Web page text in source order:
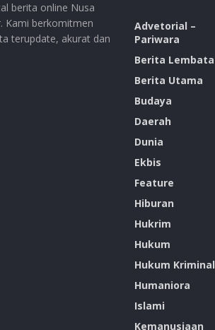
berita online Nusa
Kami berkomitmen
terupdate, akurat dan
Advetorial –
Pariwara
Berita Lembata
Berita Utama
Budaya
Daerah
Dunia
Ekbis
Feature
Hiburan
Hukrim
Hukum
Hukum Kriminal
Humaniora
Islami
Kemanusiaan